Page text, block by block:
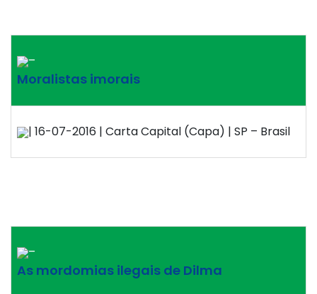
–
Moralistas imorais
| 16-07-2016 | Carta Capital (Capa) | SP – Brasil
–
As mordomias ilegais de Dilma